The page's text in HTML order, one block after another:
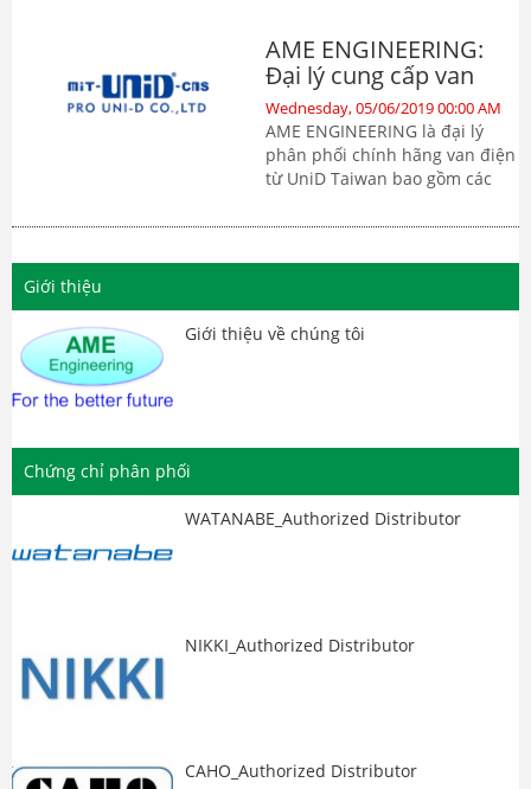
AME ENGINEERING:
Đại lý cung cấp van
điện từ UniD
Wednesday, 05/06/2019 00:00 AM
AME ENGINEERING là đại lý
phân phối chính hãng van điện
từ UniD Taiwan bao gồm các
Van SUW series, van SUW-F
Actuator or Pneumatic
Giới thiệu
Giới thiệu về chúng tôi
Chứng chỉ phân phối
WATANABE_Authorized Distributor
NIKKI_Authorized Distributor
CAHO_Authorized Distributor